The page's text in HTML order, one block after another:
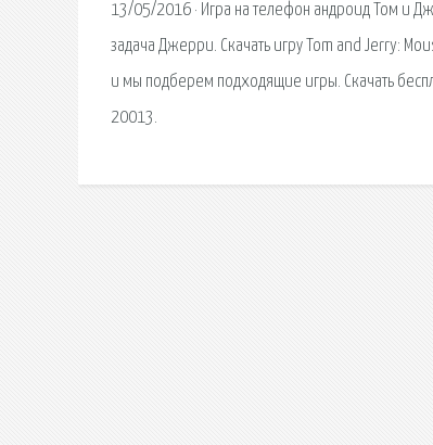
13/05/2016 · Игра на телефон андроид Том и
задача Джерри. Скачать игру Tom and Jerry:
и мы подберем подходящие игры. Скачать
20013.